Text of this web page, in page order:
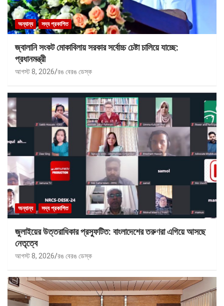
অন্যান্য সদ্য প্রকাশিত
জ্বালানি সংকট মোকাবিলায় সরকার সর্বোচ্চ চেষ্টা চালিয়ে যাচ্ছে:
প্রধানমন্ত্রী
আগস্ট 8, 2026 রঙ বেরঙ ডেস্ক
অন্যান্য সদ্য প্রকাশিত
জুলাইয়ের উত্তরাধিকার প্রস্ফুটিত: বাংলাদেশের তরুণরা এগিয়ে আসছে
নেতৃত্বে
আগস্ট 8, 2026 রঙ বেরঙ ডেস্ক